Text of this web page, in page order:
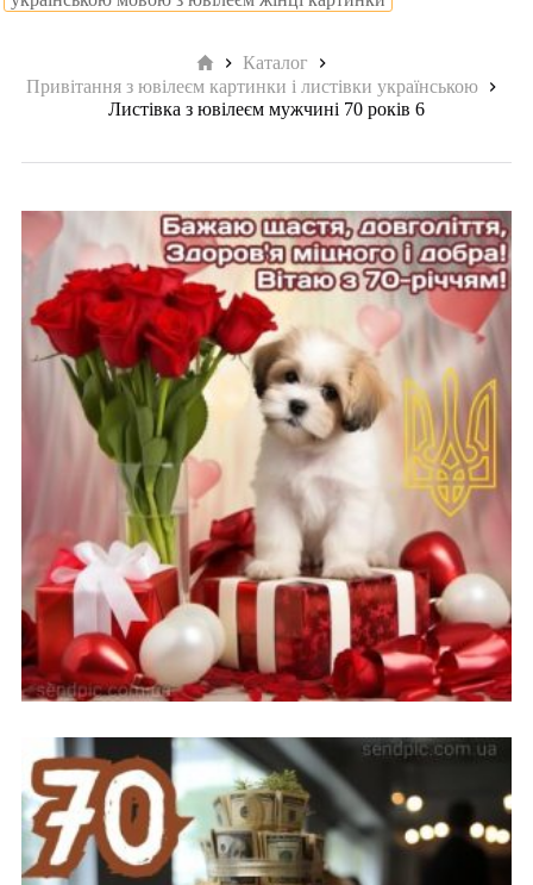
Головна
Каталог
Привітання з ювілеєм картинки і листівки українською
Листівка з ювілеєм мужчині 70 років 6